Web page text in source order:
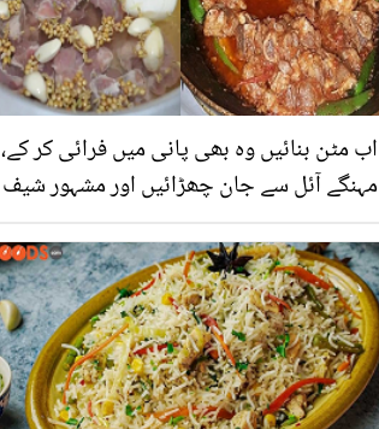
اب مٹن بنائيں وہ بھی پانی میں فرائی کر کے،
مہنگے آئل سے جان چھڑائيں اور مشہور شیف
پر بنائيں